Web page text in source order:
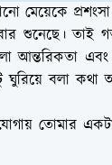
প্রশংসা
শুনেছে। তাই
আন্তরিকতা
বলা কথা
তোমার একটা